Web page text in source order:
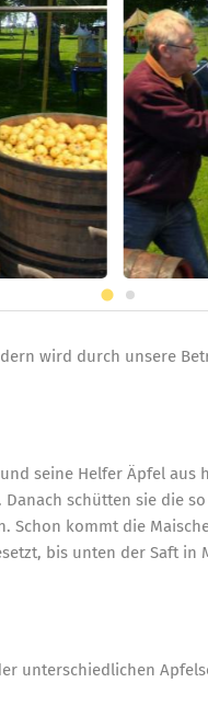
wird durch unsere
seine Helfer Äpfel
schütten sie die
kommt die
bis unten der Saft in
unterschiedlichen